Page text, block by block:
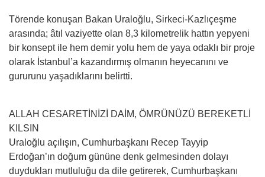
Törende konuşan Bakan Uraloğlu, Sirkeci-Kazlıçeşme
arasında; âtıl vaziyette olan 8,3 kilometrelik hattın yepyeni
bir konsept ile hem demir yolu hem de yaya odaklı bir proje
olarak İstanbul’a kazandırmış olmanın heyecanını ve
gururunu yaşadıklarını belirtti.
ALLAH CESARETİNİZİ DAİM, ÖMRÜNÜZÜ BEREKETLİ
KILSIN
Uraloğlu açılışın, Cumhurbaşkanı Recep Tayyip
Erdoğan’ın doğum gününe denk gelmesinden dolayı
duydukları mutluluğu da dile getirerek, Cumhurbaşkanı